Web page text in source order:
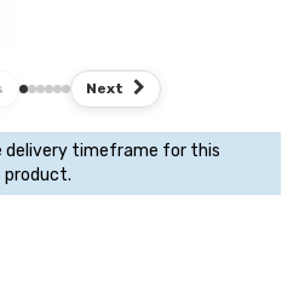
Next
delivery timeframe for this
product.